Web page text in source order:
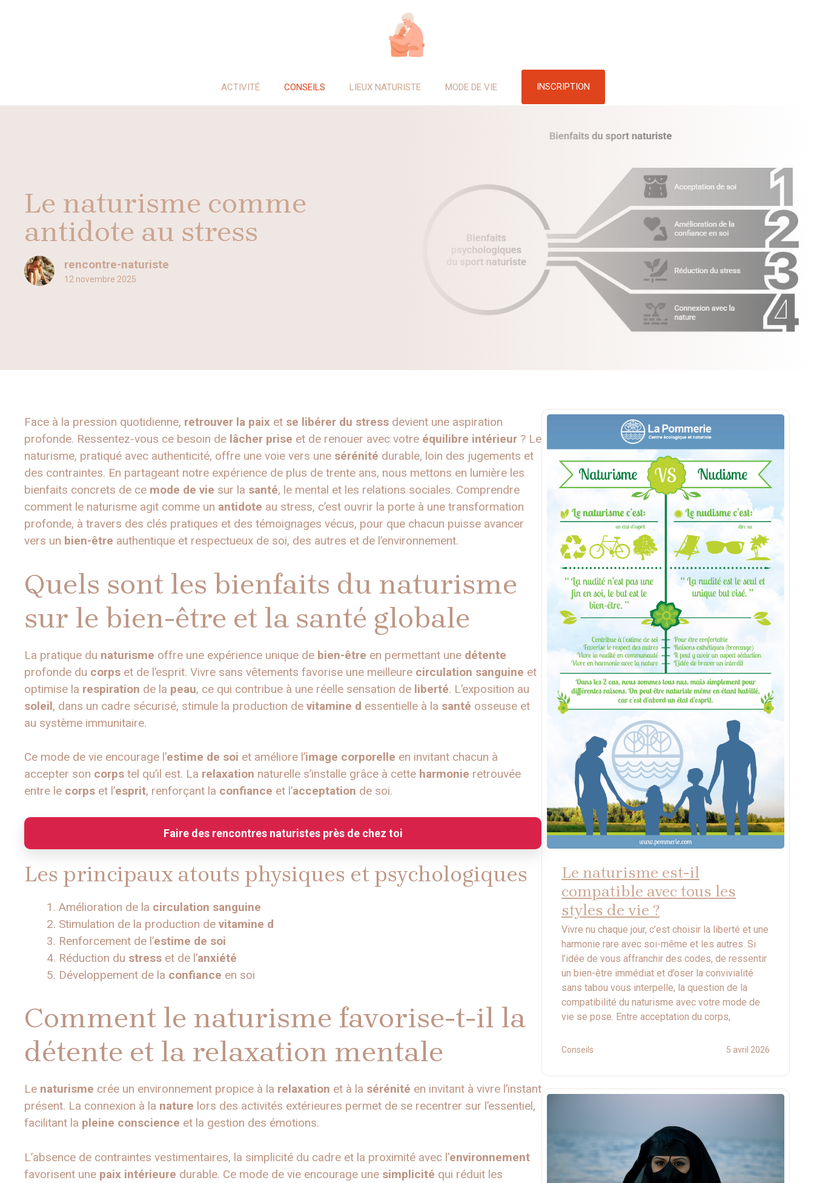
ACTIVITÉ CONSEILS LIEUX NATURISTE MODE DE VIE INSCRIPTION
Le naturisme comme
antidote au stress
rencontre-naturiste
12 novembre 2025
Face à la pression quotidienne, retrouver la paix et se libérer du stress devient une aspiration
profonde. Ressentez-vous ce besoin de lâcher prise et de renouer avec votre équilibre intérieur ? Le
naturisme, pratiqué avec authenticité, offre une voie vers une sérénité durable, loin des jugements et
des contraintes. En partageant notre expérience de plus de trente ans, nous mettons en lumière les
bienfaits concrets de ce mode de vie sur la santé, le mental et les relations sociales. Comprendre
comment le naturisme agit comme un antidote au stress, c’est ouvrir la porte à une transformation
profonde, à travers des clés pratiques et des témoignages vécus, pour que chacun puisse avancer
vers un bien-être authentique et respectueux de soi, des autres et de l’environnement.
Quels sont les bienfaits du naturisme
sur le bien-être et la santé globale
La pratique du naturisme offre une expérience unique de bien-être en permettant une détente
profonde du corps et de l’esprit. Vivre sans vêtements favorise une meilleure circulation sanguine et
optimise la respiration de la peau, ce qui contribue à une réelle sensation de liberté. L’exposition au
soleil, dans un cadre sécurisé, stimule la production de vitamine d essentielle à la santé osseuse et
au système immunitaire.
Ce mode de vie encourage l’estime de soi et améliore l’image corporelle en invitant chacun à
accepter son corps tel qu’il est. La relaxation naturelle s’installe grâce à cette harmonie retrouvée
entre le corps et l’esprit, renforçant la confiance et l’acceptation de soi.
Faire des rencontres naturistes près de chez toi
Les principaux atouts physiques et psychologiques
Amélioration de la circulation sanguine
Stimulation de la production de vitamine d
Renforcement de l’estime de soi
Réduction du stress et de l’anxiété
Développement de la confiance en soi
Comment le naturisme favorise-t-il la
détente et la relaxation mentale
Le naturisme crée un environnement propice à la relaxation et à la sérénité en invitant à vivre l’instant
présent. La connexion à la nature lors des activités extérieures permet de se recentrer sur l’essentiel,
facilitant la pleine conscience et la gestion des émotions.
L’absence de contraintes vestimentaires, la simplicité du cadre et la proximité avec l’environnement
favorisent une paix intérieure durable. Ce mode de vie encourage une simplicité qui réduit les
Le naturisme est-il
compatible avec tous les
styles de vie ?
Vivre nu chaque jour, c’est choisir la liberté et une
harmonie rare avec soi-même et les autres. Si
l’idée de vous affranchir des codes, de ressentir
un bien-être immédiat et d’oser la convivialité
sans tabou vous interpelle, la question de la
compatibilité du naturisme avec votre mode de
vie se pose. Entre acceptation du corps,
Conseils 5 avril 2026